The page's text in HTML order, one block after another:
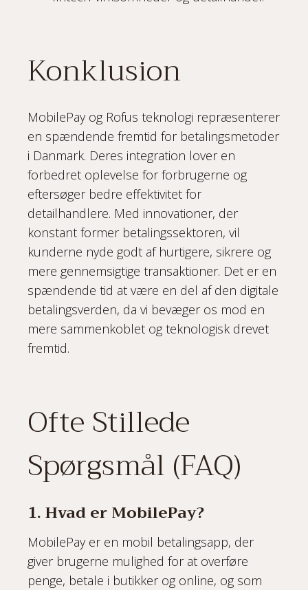
Konklusion
MobilePay og Rofus teknologi repræsenterer
en spændende fremtid for betalingsmetoder
i Danmark. Deres integration lover en
forbedret oplevelse for forbrugerne og
eftersøger bedre effektivitet for
detailhandlere. Med innovationer, der
konstant former betalingssektoren, vil
kunderne nyde godt af hurtigere, sikrere og
mere gennemsigtige transaktioner. Det er en
spændende tid at være en del af den digitale
betalingsverden, da vi bevæger os mod en
mere sammenkoblet og teknologisk drevet
fremtid.
Ofte Stillede
Spørgsmål (FAQ)
1. Hvad er MobilePay?
MobilePay er en mobil betalingsapp, der
giver brugerne mulighed for at overføre
penge, betale i butikker og online, og som